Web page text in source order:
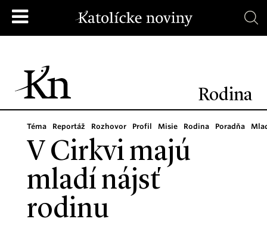
Rodina
Téma Reportáž Rozhovor Profil Misie Rodina Poradňa
V Cirkvi majú
mladí nájsť
rodinu